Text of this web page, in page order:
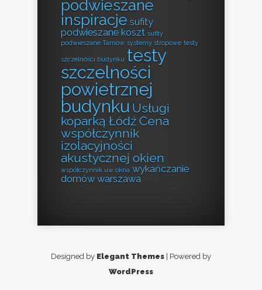
podwieszane
inspiracje sufity
podwieszane koszt sufity
podwieszane Tarnów systemy stropowe testy
szczelności budynku testy
szczelności
powietrznej
budynku Usługi
koparką Łódź Cena
współczynnik
izolacyjności
akustycznej okien
współczynnik uw okna wykańczanie
domów warszawa
Designed by Elegant Themes | Powered by
WordPress